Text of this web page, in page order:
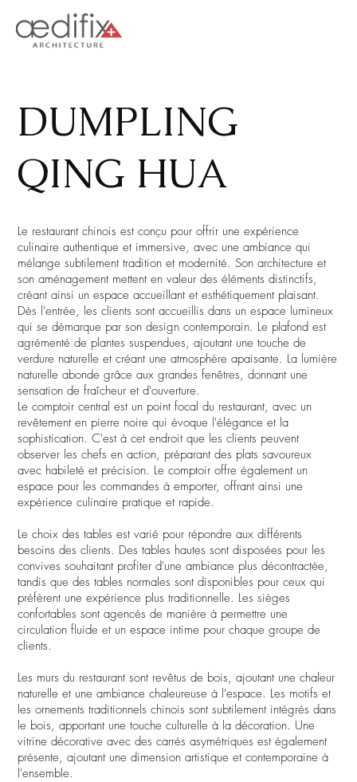
DUMPLING
QING HUA
Le restaurant chinois est conçu pour offrir une expérience
culinaire authentique et immersive, avec une ambiance qui
mélange subtilement tradition et modernité. Son architecture et
son aménagement mettent en valeur des éléments distinctifs,
créant ainsi un espace accueillant et esthétiquement plaisant.
Dès l'entrée, les clients sont accueillis dans un espace lumineux
qui se démarque par son design contemporain. Le plafond est
agrémenté de plantes suspendues, ajoutant une touche de
verdure naturelle et créant une atmosphère apaisante. La lumière
naturelle abonde grâce aux grandes fenêtres, donnant une
sensation de fraîcheur et d'ouverture.
Le comptoir central est un point focal du restaurant, avec un
revêtement en pierre noire qui évoque l'élégance et la
sophistication. C'est à cet endroit que les clients peuvent
observer les chefs en action, préparant des plats savoureux
avec habileté et précision. Le comptoir offre également un
espace pour les commandes à emporter, offrant ainsi une
expérience culinaire pratique et rapide.
Le choix des tables est varié pour répondre aux différents
besoins des clients. Des tables hautes sont disposées pour les
convives souhaitant profiter d'une ambiance plus décontractée,
tandis que des tables normales sont disponibles pour ceux qui
préfèrent une expérience plus traditionnelle. Les sièges
confortables sont agencés de manière à permettre une
circulation fluide et un espace intime pour chaque groupe de
clients.
Les murs du restaurant sont revêtus de bois, ajoutant une chaleur
naturelle et une ambiance chaleureuse à l'espace. Les motifs et
les ornements traditionnels chinois sont subtilement intégrés dans
le bois, apportant une touche culturelle à la décoration. Une
vitrine décorative avec des carrés asymétriques est également
présente, ajoutant une dimension artistique et contemporaine à
l'ensemble.